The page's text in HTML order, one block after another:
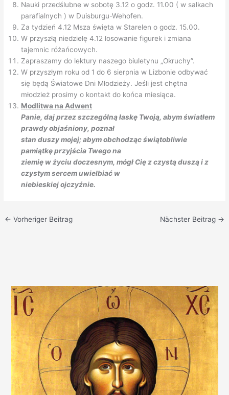
Nauki przedślubne w sobotę 3.12 o godz. 11.00 ( w salkach
parafialnych ) w Duisburgu-Wehofen.
Za tydzień 4.12 Msza święta w Starelen o godz. 15.00.
W przyszłą niedzielę 4.12 losowanie figurek i zmiana
tajemnic różańcowych.
Zapraszamy do lektury naszego biuletynu „Okruchy”.
W przyszłym roku od 1 do 6 sierpnia w Lizbonie odbywać
się będą Światowe Dni Młodzieży. Jeśli jest chętna
młodzież prosimy o kontakt do końca miesiąca.
Modlitwa na Adwent
Panie, daj przez szczególną łaskę Twoją,abym światłem
prawdy objaśniony, poznał
stan duszy mojej; abym obchodzącświątobliwie
pamiątkę przyjścia Twego na
ziemię w życiu doczesnym, mógł Cię z czystąduszą i z
czystym sercem uwielbiać w
niebieskiej ojczyźnie.
← Vorheriger Beitrag Nächster Beitrag →